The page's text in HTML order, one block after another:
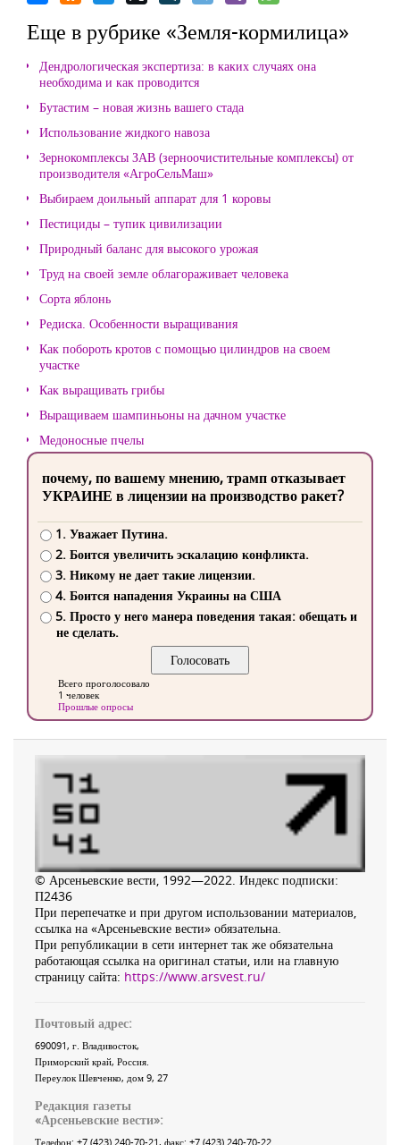
Еще в рубрике «Земля-кормилица»
Дендрологическая экспертиза: в каких случаях она
необходима и как проводится
Бутастим – новая жизнь вашего стада
Использование жидкого навоза
Зернокомплексы ЗАВ (зерноочистительные комплексы) от
производителя «АгроСельМаш»
Выбираем доильный аппарат для 1 коровы
Пестициды – тупик цивилизации
Природный баланс для высокого урожая
Труд на своей земле облагораживает человека
Сорта яблонь
Редиска. Особенности выращивания
Как побороть кротов с помощью цилиндров на своем
участке
Как выращивать грибы
Выращиваем шампиньоны на дачном участке
Медоносные пчелы
почему, по вашему мнению, трамп отказывает
УКРАИНЕ в лицензии на производство ракет?
1. Уважает Путина.
2. Боится увеличить эскалацию конфликта.
3. Никому не дает такие лицензии.
4. Боится нападения Украины на США
5. Просто у него манера поведения такая: обещать и
не сделать.
Всего проголосовало
1 человек
Прошлые опросы
© Арсеньевские вести, 1992—2022. Индекс подписки:
П2436
При перепечатке и при другом использовании материалов,
ссылка на «Арсеньевские вести» обязательна.
При републикации в сети интернет так же обязательна
работающая ссылка на оригинал статьи, или на главную
страницу сайта: https://www.arsvest.ru/
Почтовый адрес:
690091, г. Владивосток,
Приморский край, Россия
Переулок Шевченко, дом 9, 27
Редакция газеты
«Арсеньевские вести»:
Телефон: +7 (423) 240-70-21, факс: +7 (423) 240-70-22